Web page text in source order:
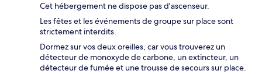
Cet hébergement ne dispose pas d'ascenseur.
Les fêtes et les événements de groupe sur place sont
strictement interdits.
Dormez sur vos deux oreilles, car vous trouverez un
détecteur de monoxyde de carbone, un extincteur, un
détecteur de fumée et une trousse de secours sur place.